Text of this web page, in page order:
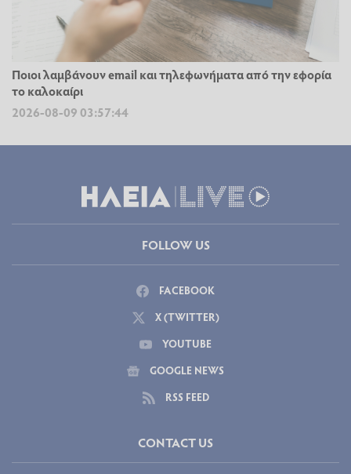
Ποιοι λαμβάνουν email και τηλεφωνήματα από την εφορία
το καλοκαίρι
2026-08-09 03:57:44
FOLLOW US
FACEBOOK
X (TWITTER)
YOUTUBE
GOOGLE NEWS
RSS FEED
CONTACT US